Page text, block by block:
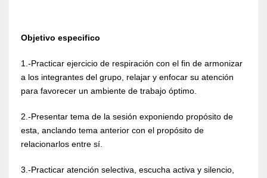
Objetivo especifico
1.-Practicar ejercicio de respiración con el fin de armonizar
a los integrantes del grupo, relajar y enfocar su atención
para favorecer un ambiente de trabajo óptimo.
2.-Presentar tema de la sesión exponiendo propósito de
esta, anclando tema anterior con el propósito de
relacionarlos entre sí.
3.-Practicar atención selectiva, escucha activa y silencio,